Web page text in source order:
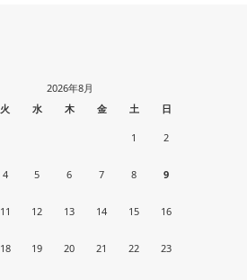
2026年8月
火 水 木 金 土 日
1 2
4 5 6 7 8 9
11 12 13 14 15 16
18 19 20 21 22 23